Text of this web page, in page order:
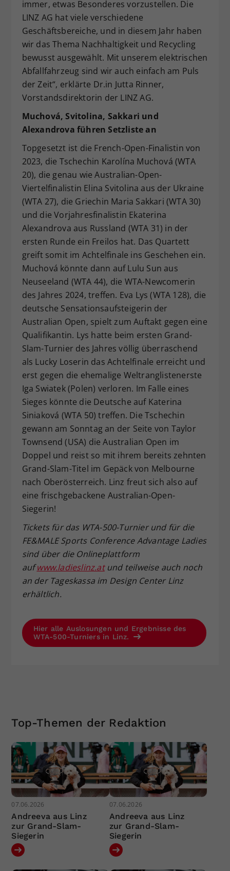
immer, etwas Besonderes vorzustellen. Die
LINZ AG hat viele verschiedene
Geschäftsbereiche, und in diesem Jahr haben
wir das Thema Nachhaltigkeit und Recycling
bewusst ausgewählt. Mit unserem elektrischen
Abfallfahrzeug sind wir auch einfach am Puls
der Zeit“, erklärte Dr.in Jutta Rinner,
Vorstandsdirektorin der LINZ AG.
Muchová, Svitolina, Sakkari und
Alexandrova führen Setzliste an
Topgesetzt ist die French-Open-Finalistin von
2023, die Tschechin Karolína Muchová (WTA
20), die genau wie Australian-Open-
Viertelfinalistin Elina Svitolina aus der Ukraine
(WTA 27), die Griechin Maria Sakkari (WTA 30)
und die Vorjahresfinalistin Ekaterina
Alexandrova aus Russland (WTA 31) in der
ersten Runde ein Freilos hat. Das Quartett
greift somit im Achtelfinale ins Geschehen ein.
Muchová könnte dann auf Lulu Sun aus
Neuseeland (WTA 44), die WTA-Newcomerin
des Jahres 2024, treffen. Eva Lys (WTA 128), die
deutsche Sensationsaufsteigerin der
Australian Open, spielt zum Auftakt gegen eine
Qualifikantin. Lys hatte beim ersten Grand-
Slam-Turnier des Jahres völlig überraschend
als Lucky Loserin das Achtelfinale erreicht und
erst gegen die ehemalige Weltranglistenerste
Iga Swiatek (Polen) verloren. Im Falle eines
Sieges könnte die Deutsche auf Katerina
Siniaková (WTA 50) treffen. Die Tschechin
gewann am Sonntag an der Seite von Taylor
Townsend (USA) die Australian Open im
Doppel und reist so mit ihrem bereits zehnten
Grand-Slam-Titel im Gepäck von Melbourne
nach Oberösterreich. Linz freut sich also auf
eine frischgebackene Australian-Open-
Siegerin!
Tickets für das WTA-500-Turnier und für die
FE&MALE Sports Conference Advantage Ladies
sind über die Onlineplattform
auf www.ladieslinz.atund teilweise auch noch
an der Tageskassaim Design Center Linz
erhältlich.
Hier alle Auslosungen und Ergebnisse des
WTA-500-Turniers in Linz.
Top-Themen der Redaktion
07.06.2026
Andreeva aus Linz
zur Grand-Slam-
Siegerin
07.06.2026
Andreeva aus Linz
zur Grand-Slam-
Siegerin